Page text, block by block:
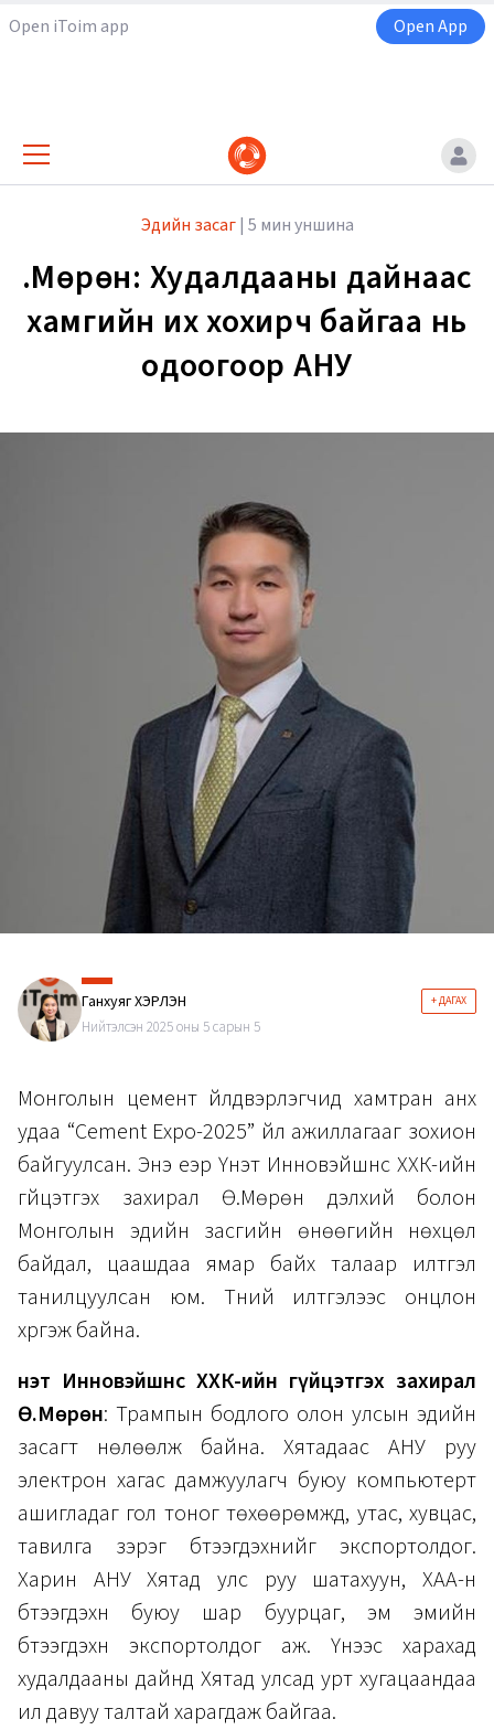
Open iToim app Open App
Эдийн засаг | 5 мин уншина
Ө.Мөрөн: Худалдааны дайнаас
хамгийн их хохирч байгаа нь
одоогоор АНУ
Ганхуяг ХЭРЛЭН + ДАГАХ
Нийтэлсэн 2025 оны 5 сарын 5
Монголын цемент үйлдвэрлэгчид хамтран анх
удаа “Cement Expo-2025” үйл ажиллагааг зохион
байгуулсан. Энэ үеэр Үнэт Инновэйшнс ХХК-ийн
гүйцэтгэх захирал Ө.Мөрөн дэлхий болон
Монголын эдийн засгийн өнөөгийн нөхцөл
байдал, цаашдаа ямар байх талаар илтгэл
танилцуулсан юм. Түүний илтгэлээс онцлон
хүргэж байна.
Үнэт Инновэйшнс ХХК-ийн гүйцэтгэх захирал
Ө.Мөрөн: Трампын бодлого олон улсын эдийн
засагт нөлөөлж байна. Хятадаас АНУ руу
электрон хагас дамжуулагч буюу компьютерт
ашигладаг гол тоног төхөөрөмжүүд, утас, хувцас,
тавилга зэрэг бүтээгдэхүүнийг экспортолдог.
Харин АНУ Хятад улс руу шатахуун, ХАА-н
бүтээгдэхүүн буюу шар буурцаг, эм эмийн
бүтээгдэхүүн экспортолдог аж. Үүнээс харахад
худалдааны дайнд Хятад улсад урт хугацаандаа
илүү давуу талтай харагдаж байгаа.